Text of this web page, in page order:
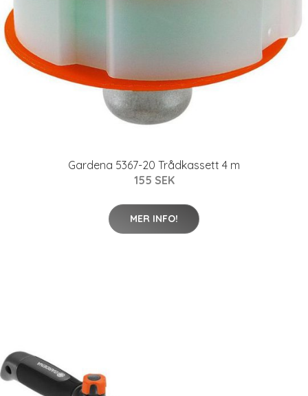
Gardena 5367-20 Trådkassett 4 m
155 SEK
MER INFO!